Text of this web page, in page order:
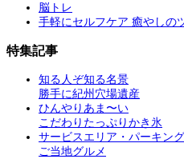
脳トレ
手軽にセルフケア 癒やしの
特集記事
知る人ぞ知る名景
勝手に紀州穴場遺産
ひんやりあま〜い
こだわりたっぷりかき氷
サービスエリア・パーキン
ご当地グルメ